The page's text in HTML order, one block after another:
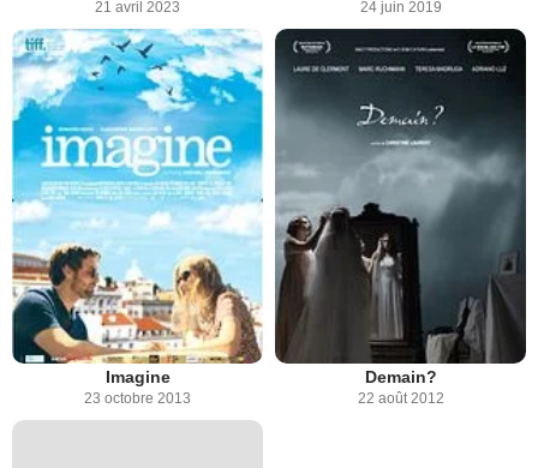
21 avril 2023 24 juin 2019
Imagine
23 octobre 2013
Demain?
22 août 2012